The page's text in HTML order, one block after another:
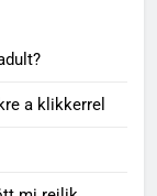
a klikkerrel